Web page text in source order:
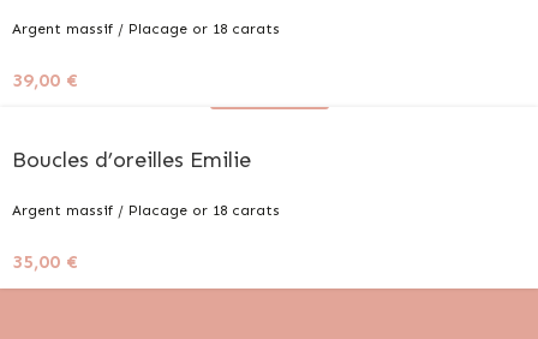
Argent massif / Placage or 18 carats
39,00 €
Boucles d’oreilles Emilie
Argent massif / Placage or 18 carats
35,00 €